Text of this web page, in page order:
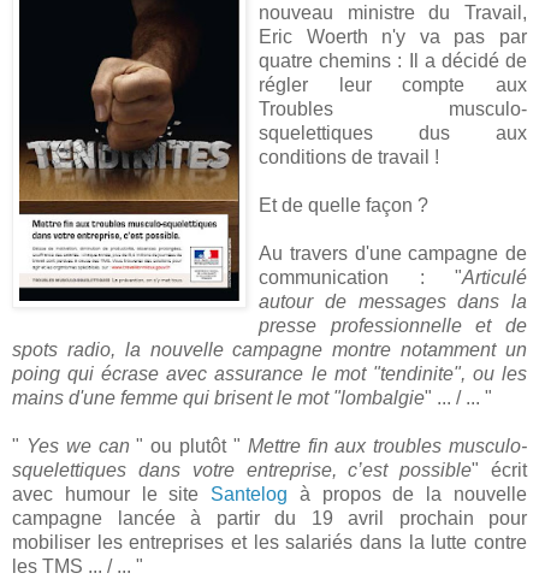
nouveau ministre du Travail,
Eric Woerth n'y va pas par
quatre chemins : Il a décidé de
régler leur compte aux
Troubles musculo-
squelettiques dus aux
conditions de travail !
Et de quelle façon ?
Au travers d'une campagne de
communication : "Articulé
autour de messages dans la
presse professionnelle et de
spots radio, la nouvelle campagne montre notamment un
poing qui écrase avec assurance le mot "tendinite", ou les
mains d'une femme qui brisent le mot "lombalgie" ... / ... "
" Yes we can " ou plutôt " Mettre fin aux troubles musculo-
squelettiques dans votre entreprise, c’est possible" écrit
avec humour le site Santelog à propos de la nouvelle
campagne lancée à partir du 19 avril prochain pour
mobiliser les entreprises et les salariés dans la lutte contre
les TMS ... / ... "